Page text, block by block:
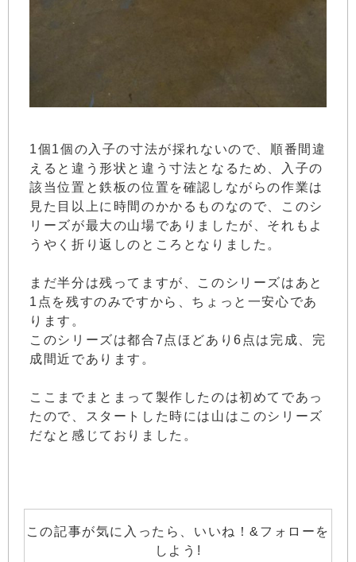
1個1個の入子の寸法が採れないので、順番間違
えると違う形状と違う寸法となるため、入子の
該当位置と鉄板の位置を確認しながらの作業は
見た目以上に時間のかかるものなので、このシ
リーズが最大の山場でありましたが、それもよ
うやく折り返しのところとなりました。
まだ半分は残ってますが、このシリーズはあと
1点を残すのみですから、ちょっと一安心であ
ります。
このシリーズは都合7点ほどあり6点は完成、完
成間近であります。
ここまでまとまって製作したのは初めてであっ
たので、スタートした時には山はこのシリーズ
だなと感じておりました。
この記事が気に入ったら、いいね！&フォローを
しよう!